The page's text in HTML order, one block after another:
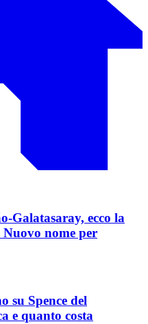
Galatasaray, ecco la
nome per
su Spence del
e quanto costa